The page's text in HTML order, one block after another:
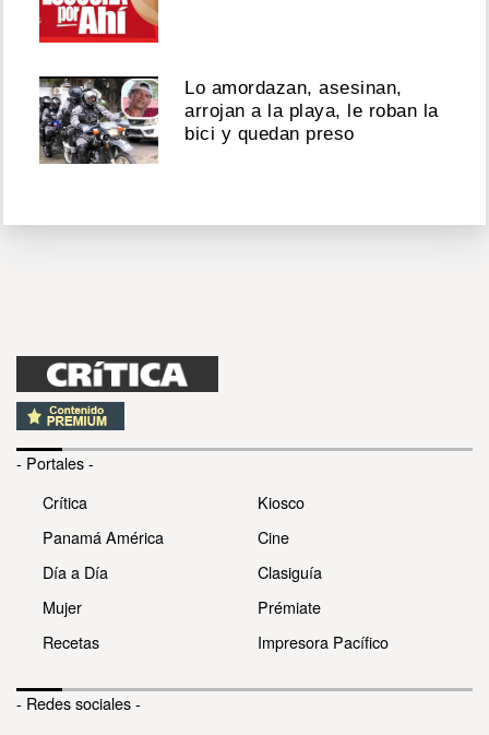
Lo amordazan, asesinan,
arrojan a la playa, le roban la
bici y quedan preso
- Portales -
Crítica
Panamá América
Día a Día
Mujer
Recetas
Kiosco
Cine
Clasiguía
Prémiate
Impresora Pacífico
- Redes sociales -